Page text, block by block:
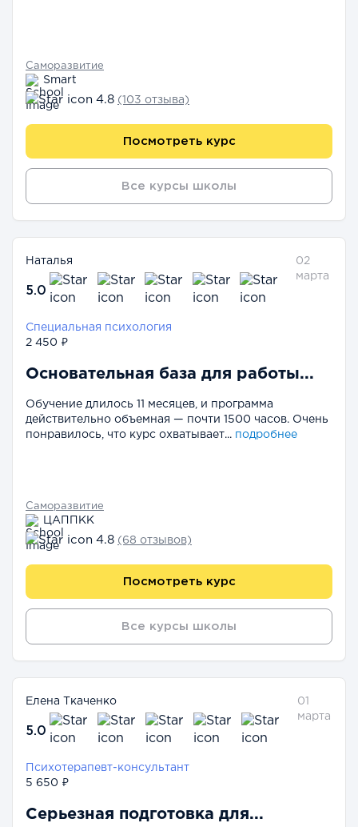
Саморазвитие
Smart
4.8 (103 отзыва)
Посмотреть курс
Все курсы школы
Наталья
5.0
02
марта
Специальная психология
2 450 ₽
Основательная база для работы...
Обучение длилось 11 месяцев, и программа
действительно объемная — почти 1500 часов. Очень
понравилось, что курс охватывает... подробнее
Саморазвитие
ЦАППКК
4.8 (68 отзывов)
Посмотреть курс
Все курсы школы
Елена Ткаченко
5.0
01
марта
Психотерапевт-консультант
5 650 ₽
Серьезная подготовка для...